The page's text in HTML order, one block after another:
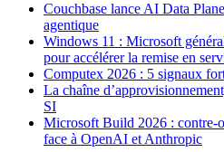
Couchbase lance AI Data
agentique
Windows 11 : Microsoft
pour accélérer la remise en
Computex 2026 : 5 signaux
La chaîne
SI
Microsoft Build 2026 : contre-
face à OpenAI et Anthropic